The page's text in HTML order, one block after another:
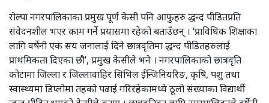
रोल्पा नगरपालिकाका प्रमुख पूर्ण केसी पनि आफुहरु द्धन्द पीडितप्रति
संवेदनशील भएर काम गर्ने प्रयासमा रहेको बताउँछन् । ‘प्राविधिक शिक्षाका
लागि वर्षेनी एक सय जनालाई दिने छात्रवृतिमा द्धन्द पीडितहरुलाई
प्राथमिकता दिएका छौ’, प्रमुख केसीले भने । नगरपालिकाको छात्रवृति
कोटामा जिल्ला र जिल्लावाहिर सिभिल ईन्जिनियरिङ, कृषि, पशु तथा
स्वास्थ्यमा डिप्लोमा तहको पढाई गरिरहेकामध्ये ठूलो संख्याका विद्यार्थी